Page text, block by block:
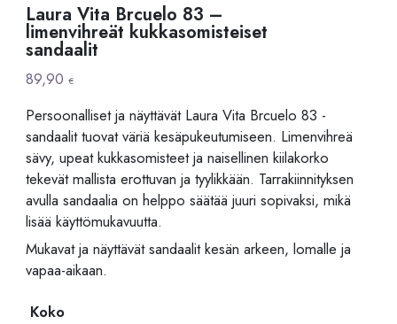
Laura Vita Brcuelo 83 –
limenvihreät kukkasomisteiset
sandaalit
89,90€
Persoonalliset ja näyttävät Laura Vita Brcuelo 83 -
sandaalit tuovat väriä kesäpukeutumiseen. Limenvihreä
sävy, upeat kukkasomisteet ja naisellinen kiilakorko
tekevät mallista erottuvan ja tyylikkään. Tarrakiinnityksen
avulla sandaalia on helppo säätää juuri sopivaksi, mikä
lisää käyttömukavuutta.
Mukavat ja näyttävät sandaalit kesän arkeen, lomalle ja
vapaa-aikaan.
Koko